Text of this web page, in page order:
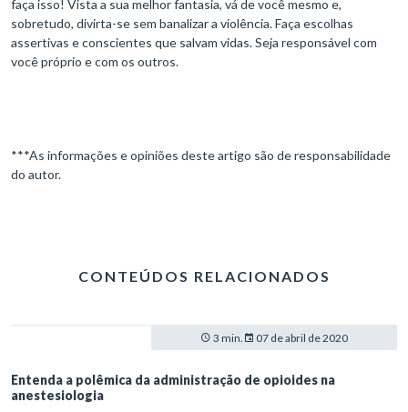
faça isso! Vista a sua melhor fantasia, vá de você mesmo e,
sobretudo, divirta-se sem banalizar a violência. Faça escolhas
assertivas e conscientes que salvam vidas. Seja responsável com
você próprio e com os outros.
***As informações e opiniões deste artigo são de responsabilidade
do autor.
CONTEÚDOS RELACIONADOS
3 min. 07 de abril de 2020
Entenda a polêmica da administração de opioides na
anestesiologia